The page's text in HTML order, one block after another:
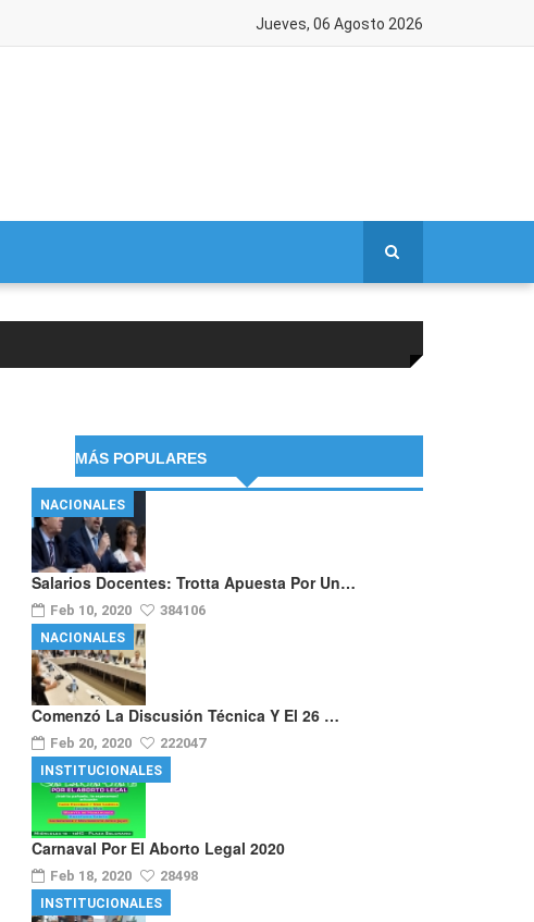
Jueves, 06 Agosto 2026
MÁS POPULARES
Salarios Docentes: Trotta Apuesta Por Un…
Feb 10, 2020 384106
NACIONALES
Comenzó La Discusión Técnica Y El 26 …
Feb 20, 2020 222047
NACIONALES
Carnaval Por El Aborto Legal 2020
Feb 18, 2020 28498
INSTITUCIONALES
INSTITUCIONALES